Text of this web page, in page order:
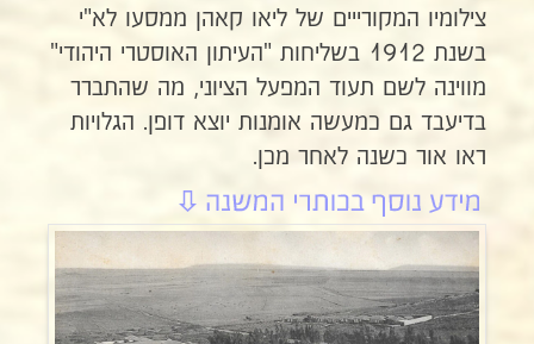
צילומיו המקורייים של ליאו קאהן ממסעו לא"י
בשנת 1912 בשליחות "העיתון האוסטרי היהודי"
מווינה לשם תעוד המפעל הציוני, מה שהתברר
בדיעבד גם כמעשה אומנות יוצא דופן. הגלויות
ראו אור כשנה לאחר מכן.